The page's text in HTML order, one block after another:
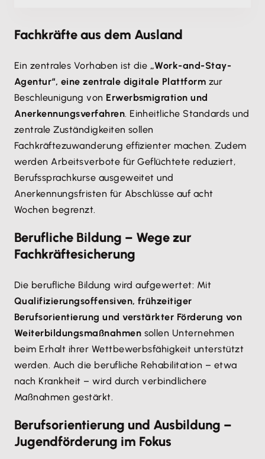
Fachkräfte aus dem Ausland
Ein zentrales Vorhaben ist die „Work-and-Stay-
Agentur“, eine zentrale digitale Plattform zur
Beschleunigung von Erwerbsmigration und
Anerkennungsverfahren. Einheitliche Standards und
zentrale Zuständigkeiten sollen
Fachkräftezuwanderung effizienter machen. Zudem
werden Arbeitsverbote für Geflüchtete reduziert,
Berufssprachkurse ausgeweitet und
Anerkennungsfristen für Abschlüsse auf acht
Wochen begrenzt.
Berufliche Bildung – Wege zur
Fachkräftesicherung
Die berufliche Bildung wird aufgewertet: Mit
Qualifizierungsoffensiven, frühzeitiger
Berufsorientierung und verstärkter Förderung von
Weiterbildungsmaßnahmen sollen Unternehmen
beim Erhalt ihrer Wettbewerbsfähigkeit unterstützt
werden. Auch die berufliche Rehabilitation – etwa
nach Krankheit – wird durch verbindlichere
Maßnahmen gestärkt.
Berufsorientierung und Ausbildung –
Jugendförderung im Fokus